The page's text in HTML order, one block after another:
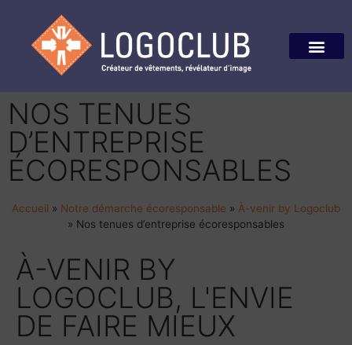
NOS TENUES
D’ENTREPRISE
ÉCORESPONSABLES
Accueil » Notre démarche écoresponsable » À-venir by Logoclub
» Nos tenues d’entreprise écoresponsables
À-VENIR BY
LOGOCLUB, L'ENVIE
DE FAIRE MIEUX